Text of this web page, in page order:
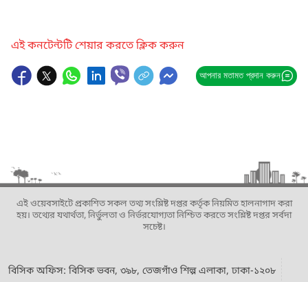
এই কনটেন্টটি শেয়ার করতে ক্লিক করুন
আপনার মতামত প্রদান করুন
এই ওয়েবসাইটে প্রকাশিত সকল তথ্য সংশ্লিষ্ট দপ্তর কর্তৃক নিয়মিত হালনাগাদ করা
হয়। তথ্যের যথার্থতা, নির্ভুলতা ও নির্ভরযোগ্যতা নিশ্চিত করতে সংশ্লিষ্ট দপ্তর সর্বদা
সচেষ্ট।
বিসিক অফিস: বিসিক ভবন, ৩৯৮, তেজগাঁও শিল্প এলাকা, ঢাকা-১২০৮